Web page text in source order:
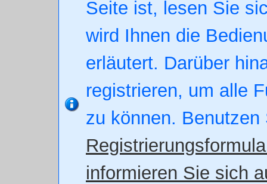
Seite ist, lesen Sie
wird Ihnen die
erläutert. Darüber
registrieren, um alle
zu können. Benutzen
informieren Sie sich